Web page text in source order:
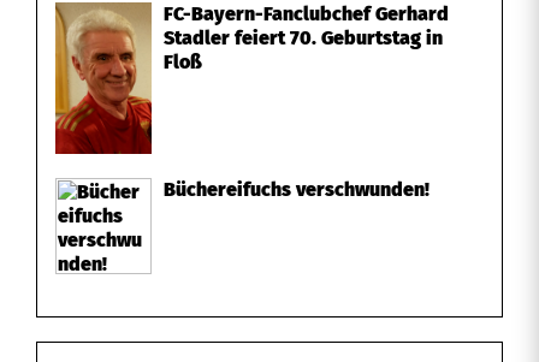
FC-Bayern-Fanclubchef Gerhard
Stadler feiert 70. Geburtstag in
Floß
Büchereifuchs verschwunden!